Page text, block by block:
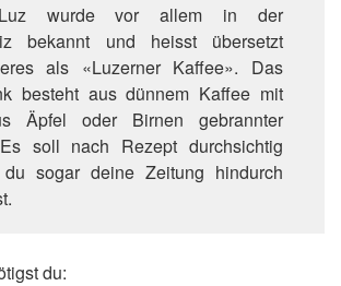
Luz wurde vor allem in der
bekannt und heisst übersetzt
als «Luzerner Kaffee». Das
besteht aus dünnem Kaffee mit
Äpfel oder Birnen gebrannter
soll nach Rezept durchsichtig
sogar deine Zeitung hindurch
du: